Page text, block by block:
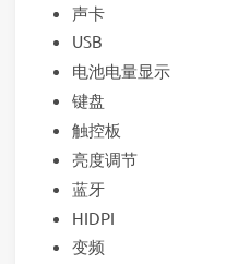
声卡
USB
电池电量显示
键盘
触控板
亮度调节
蓝牙
HIDPI
变频